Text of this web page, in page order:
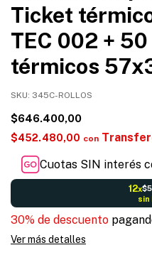
Ticket
TEC 002 +
térmicos
SKU: 345C-ROLLOS
$646.400,00
$452.480,00 con
Cuotas SIN interés
12x
sin
30% de descuento
Ver más detalles